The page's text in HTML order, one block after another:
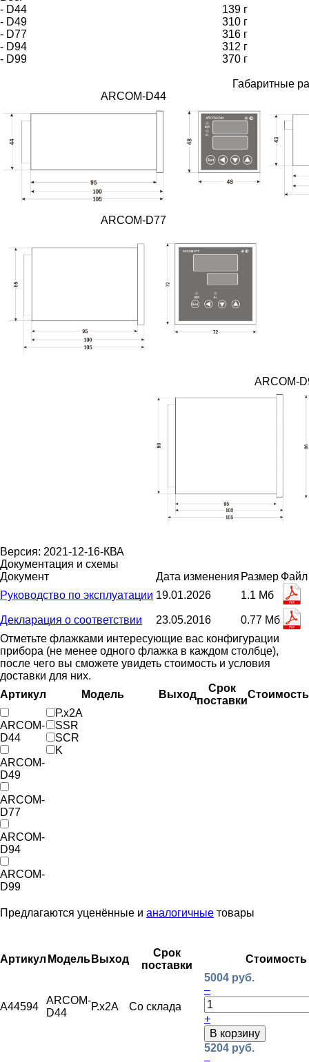
- D44
- D49
- D77
- D94
- D99
139 г
310 г
316 г
312 г
370 г
Габаритные
ARCOM-D44
ARCOM-D77
ARCOM-
Версия: 2021-12-16-КВА
Документация и схемы
Документ
Дата изменения Размер Файл
Руководство по эксплуатации 19.01.2026 1.1 Мб
Декларация о соответствии 23.05.2016
0.77 Мб
Отметьте флажками интересующие вас конфигурации
прибора (не менее одного флажка в каждом столбце),
после чего вы сможете увидеть стоимость и условия
доставки для них.
Артикул
Модель Выход
Срок
поставки
Стоимость
ARCOM-
D44
ARCOM-
D49
ARCOM-
D77
ARCOM-
D94
ARCOM-
D99
Р.х2А
SSR
SCR
K
Предлагаются уценённые и аналогичные товары
Артикул Модель Выход
Срок
поставки
Стоимость
A44594
ARCOM-
D44
Р.х2А Со склада
5004 руб.
–
+
В корзину
5204 руб.